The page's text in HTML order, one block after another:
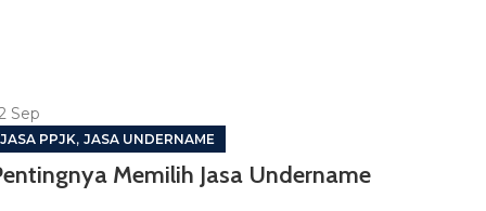
Sep
JASA PPJK, JASA UNDERNAME
Memilih Jasa Undername